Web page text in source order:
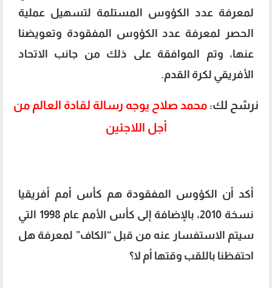
لمعرفة عدد الكؤوس المستلمة لتسهيل عملية
الحصر لمعرفة عدد الكؤوس المفقودة وتعويضنا
عنها، وتم الموافقة على ذلك من جانب الاتحاد
الأفريقي لكرة القدم.
نرشح لك: محمد صلاح يوجه رسالة لقادة العالم من
أجل اللاجئين
أكد أن الكؤوس المفقودة هم كأس أمم أفريقيا
نسخة 2010، بالإضافة إلى كأس الأمم عام 1998 التي
سيتم الاستفسار عنه من قبل “الكاف” لمعرفة هل
احتفظنا باللقب وقتها أم لا؟